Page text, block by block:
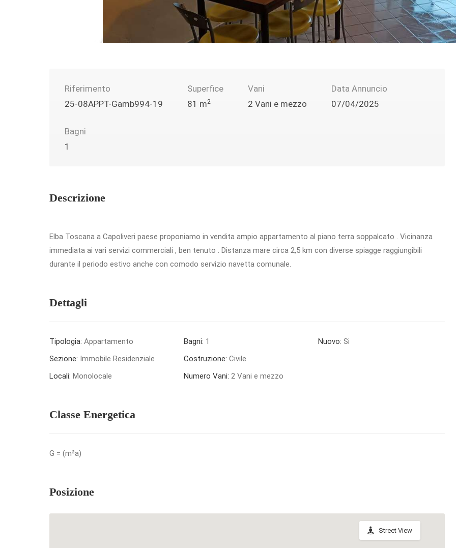
Riferimento
25-08APPT-Gamb994-19
Superfice
81 m2
Vani
2 Vani e mezzo
Data Annuncio
07/04/2025
Bagni
1
Descrizione
Elba Toscana a Capoliveri paese proponiamo in vendita ampio appartamento al piano terra soppalcato . Vicinanza
immediata ai vari servizi commerciali , ben tenuto . Distanza mare circa 2,5 km con diverse spiagge raggiungibili
durante il periodo estivo anche con comodo servizio navetta comunale.
Dettagli
Tipologia: Appartamento
Sezione: Immobile Residenziale
Locali: Monolocale
Bagni: 1
Costruzione: Civile
Numero Vani: 2 Vani e mezzo
Nuovo: Si
Classe Energetica
G = (m²a)
Posizione
Street View